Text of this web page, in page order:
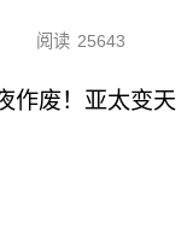
阅读 25643
作废！亚太变天